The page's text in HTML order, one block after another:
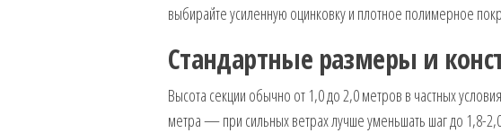
выбирайте усиленную оцинковку и плотное полимерное
Стандартные размеры и
Высота секции обычно от 1,0 до 2,0 метров в частных
метра — при сильных ветрах лучше уменьшать шаг до 1,8-